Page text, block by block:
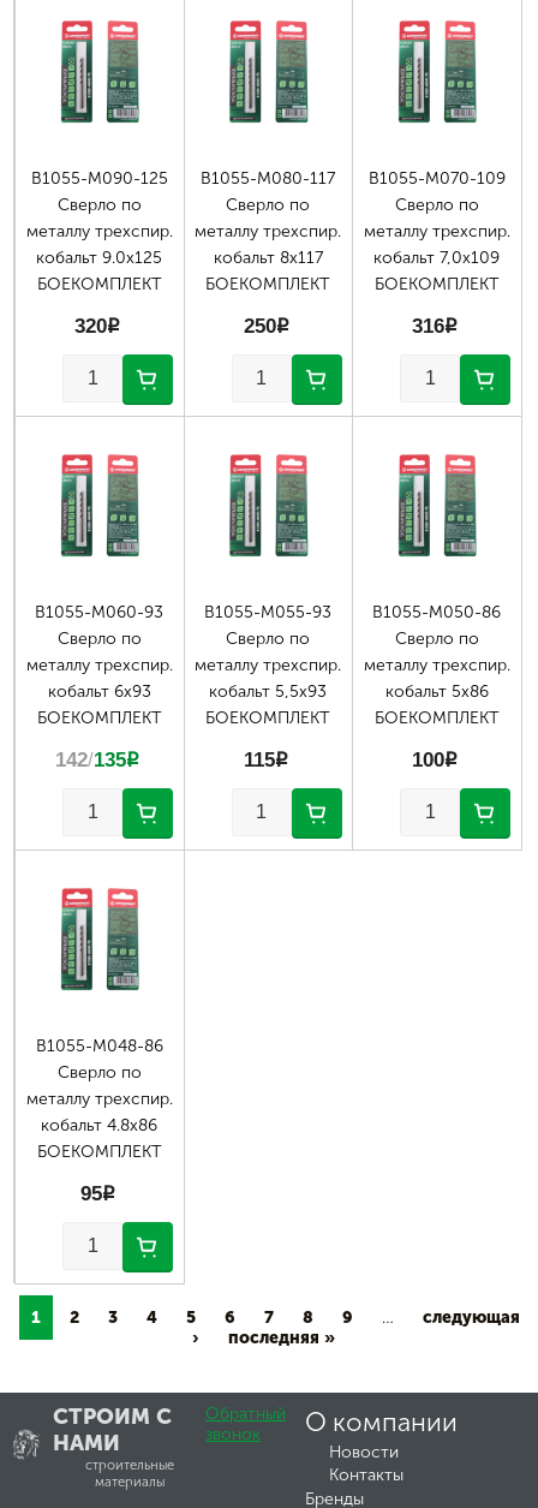
В1055-М090-125
Сверло по
металлу трехспир.
кобальт 9.0х125
БОЕКОМПЛЕКТ
320p
В1055-М080-117
Сверло по
металлу трехспир.
кобальт 8х117
БОЕКОМПЛЕКТ
250p
В1055-М070-109
Сверло по
металлу трехспир.
кобальт 7,0х109
БОЕКОМПЛЕКТ
316p
В1055-М060-93
Сверло по
металлу трехспир.
кобальт 6х93
БОЕКОМПЛЕКТ
142/135p
В1055-М055-93
Сверло по
металлу трехспир.
кобальт 5,5х93
БОЕКОМПЛЕКТ
115p
В1055-М050-86
Сверло по
металлу трехспир.
кобальт 5х86
БОЕКОМПЛЕКТ
100p
В1055-М048-86
Сверло по
металлу трехспир.
кобальт 4.8х86
БОЕКОМПЛЕКТ
95p
Страницы
1 2 3 4 5 6 7 8 9 …
следующая
›
последняя »
СТРОИМ С
НАМИ
строительные
материалы
Обратный
звонок
О компании
Новости
Контакты
Бренды